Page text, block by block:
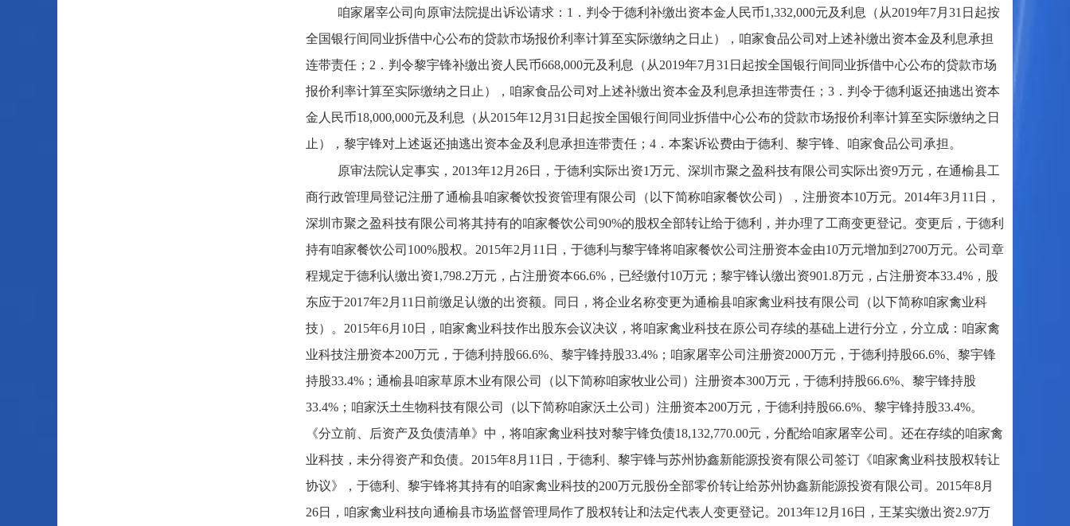
咱家屠宰公司向原审法院提出诉讼请求：1．判令于德利补缴出资本金人民币1,332,000元及利息（从2019年7月31日起按
全国银行间同业拆借中心公布的贷款市场报价利率计算至实际缴纳之日止），咱家食品公司对上述补缴出资本金及利息承担
连带责任；2．判令黎宇锋补缴出资人民币668,000元及利息（从2019年7月31日起按全国银行间同业拆借中心公布的贷款市场
报价利率计算至实际缴纳之日止），咱家食品公司对上述补缴出资本金及利息承担连带责任；3．判令于德利返还抽逃出资本
金人民币18,000,000元及利息（从2015年12月31日起按全国银行间同业拆借中心公布的贷款市场报价利率计算至实际缴纳之日
止），黎宇锋对上述返还抽逃出资本金及利息承担连带责任；4．本案诉讼费由于德利、黎宇锋、咱家食品公司承担。
原审法院认定事实，2013年12月26日，于德利实际出资1万元、深圳市聚之盈科技有限公司实际出资9万元，在通榆县工
商行政管理局登记注册了通榆县咱家餐饮投资管理有限公司（以下简称咱家餐饮公司），注册资本10万元。2014年3月11日，
深圳市聚之盈科技有限公司将其持有的咱家餐饮公司90%的股权全部转让给于德利，并办理了工商变更登记。变更后，于德利
持有咱家餐饮公司100%股权。2015年2月11日，于德利与黎宇锋将咱家餐饮公司注册资本金由10万元增加到2700万元。公司章
程规定于德利认缴出资1,798.2万元，占注册资本66.6%，已经缴付10万元；黎宇锋认缴出资901.8万元，占注册资本33.4%，股
东应于2017年2月11日前缴足认缴的出资额。同日，将企业名称变更为通榆县咱家禽业科技有限公司（以下简称咱家禽业科
技）。2015年6月10日，咱家禽业科技作出股东会议决议，将咱家禽业科技在原公司存续的基础上进行分立，分立成：咱家禽
业科技注册资本200万元，于德利持股66.6%、黎宇锋持股33.4%；咱家屠宰公司注册资2000万元，于德利持股66.6%、黎宇锋
持股33.4%；通榆县咱家草原木业有限公司（以下简称咱家牧业公司）注册资本300万元，于德利持股66.6%、黎宇锋持股
33.4%；咱家沃土生物科技有限公司（以下简称咱家沃土公司）注册资本200万元，于德利持股66.6%、黎宇锋持股33.4%。
《分立前、后资产及负债清单》中，将咱家禽业科技对黎宇锋负债18,132,770.00元，分配给咱家屠宰公司。还在存续的咱家禽
业科技，未分得资产和负债。2015年8月11日，于德利、黎宇锋与苏州协鑫新能源投资有限公司签订《咱家禽业科技股权转让
协议》，于德利、黎宇锋将其持有的咱家禽业科技的200万元股份全部零价转让给苏州协鑫新能源投资有限公司。2015年8月
26日，咱家禽业科技向通榆县市场监督管理局作了股权转让和法定代表人变更登记。2013年12月16日，王某实缴出资2.97万